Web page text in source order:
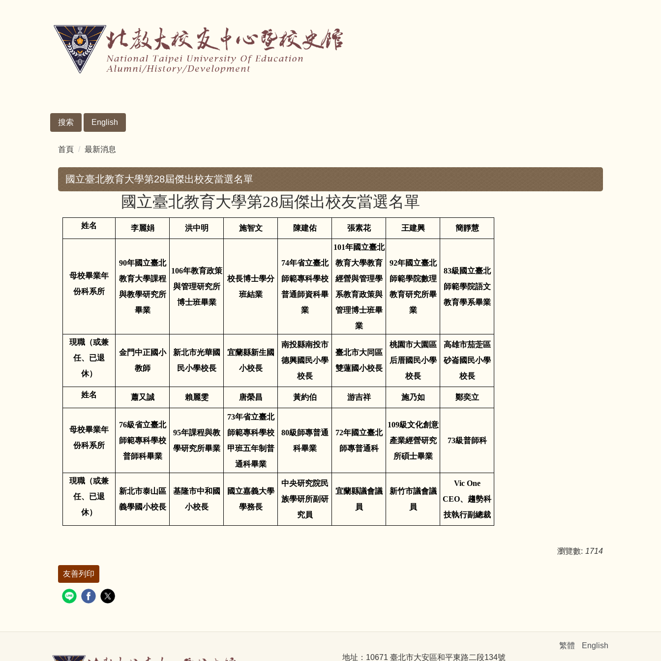
搜索 English
首頁 最新消息
國立臺北教育大學第28屆傑出校友當選名單
國立臺北教育大學第28屆傑出校友當選名單
姓名 李麗娟 洪中明 施智文 陳建佑 張素花 王建興 簡靜慧
母校畢業年
份科系所
90年國立臺北
教育大學課程
與教學研究所
畢業
106年教育政策
與管理研究所
博士班畢業
校長博士學分
班結業
74年省立臺北
師範專科學校
普通師資科畢
業
101年國立臺北
教育大學教育
經營與管理學
系教育政策與
管理博士班畢
業
92年國立臺北
師範學院數理
教育研究所畢
業
83級國立臺北
師範學院語文
教育學系畢業
現職（或兼
任、已退
休）
金門中正國小
教師
新北市光華國
民小學校長
宜蘭縣新生國
小校長
南投縣南投市
德興國民小學
校長
臺北市大同區
雙蓮國小校長
桃園市大園區
后厝國民小學
校長
高雄市茄萣區
砂崙國民小學
校長
姓名 蕭又誠 賴麗雯 唐榮昌 黃約伯 游吉祥 施乃如 鄭奕立
母校畢業年
份科系所
76級省立臺北
師範專科學校
普師科畢業
95年課程與教
學研究所畢業
73年省立臺北
師範專科學校
甲班五年制普
通科畢業
80級師專普通
科畢業
72年國立臺北
師專普通科
109級文化創意
產業經營研究
所碩士畢業
73級普師科
現職（或兼
任、已退
休）
新北市泰山區
義學國小校長
基隆市中和國
小校長
國立嘉義大學
學務長
中央研究院民
族學研所副研
究員
宜蘭縣議會議
員
新竹市議會議
員
Vic One
CEO、趨勢科
技執行副總裁
瀏覽數: 1714
友善列印
繁體
English
地址：10671 臺北市大安區和平東路二段134號